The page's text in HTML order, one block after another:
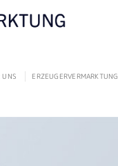
UNS ERZEUGERVERMARKTUNG